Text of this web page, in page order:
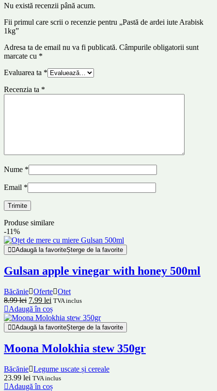
Nu există recenzii până acum.
Fii primul care scrii o recenzie pentru „Pastă de ardei iute Arabisk
1kg”
Adresa ta de email nu va fi publicată. Câmpurile obligatorii sunt
marcate cu *
Evaluarea ta *
Recenzia ta *
Nume *
Email *
Produse similare
-11%
Adaugă la favoriteȘterge de la favorite
Gulsan apple vinegar with honey 500ml
Băcănie Oferte Otet
8.99lei 7.99 lei TVA inclus
Adaugă în coș
Adaugă la favoriteȘterge de la favorite
Moona Molokhia stew 350gr
Băcănie Legume uscate și cereale
23.99 lei TVA inclus
Adaugă în coș